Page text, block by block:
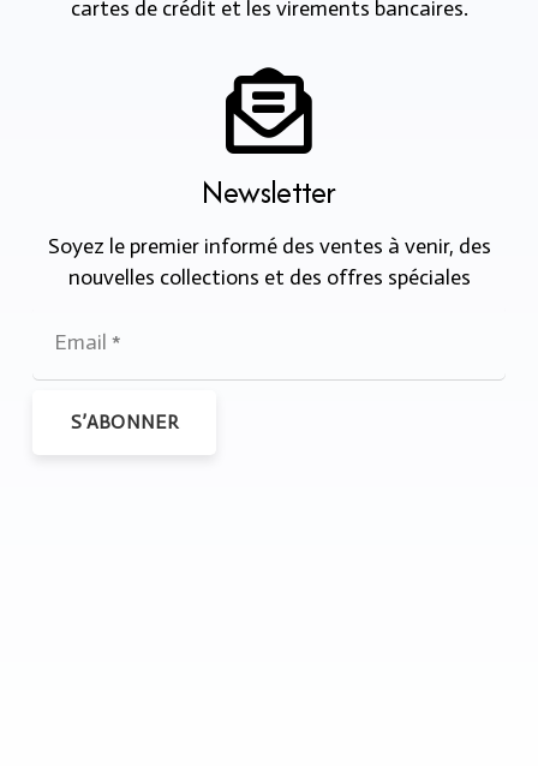
cartes de crédit et les virements bancaires.
Newsletter
Soyez le premier informé des ventes à venir, des
nouvelles collections et des offres spéciales
S’ABONNER